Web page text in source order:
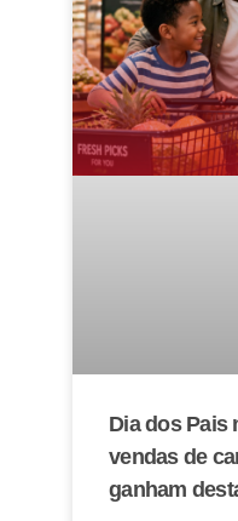
Dia dos Pais
vendas de
ganham